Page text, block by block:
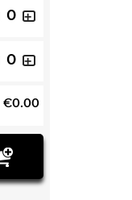
€0.00